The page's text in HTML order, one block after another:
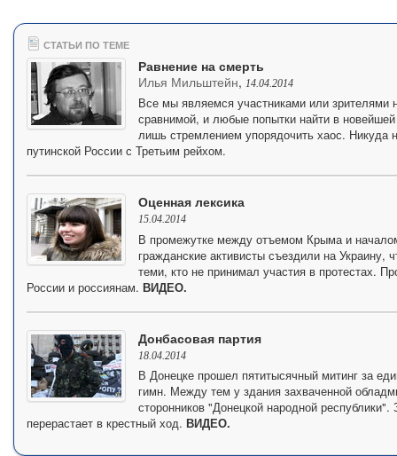
СТАТЬИ ПО ТЕМЕ
Равнение на смерть
Илья Мильштейн, 14.04.2014
Все мы являемся участниками или зрителями
сравнимой, и любые попытки найти в
лишь стремлением упорядочить хаос. Никуда
путинской России с Третьим рейхом.
Оценная лексика
15.04.2014
В промежутке между отъемом Крыма и
гражданские активисты съездили на
теми, кто не принимал участия в протестах.
России и россиянам. ВИДЕО.
Донбасовая партия
18.04.2014
В Донецке прошел пятитысячный митинг за
гимн. Между тем у здания захваченной
сторонников "Донецкой народной
перерастает в крестный ход. ВИДЕО.